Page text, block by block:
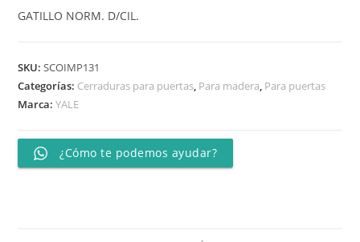
GATILLO NORM. D/CIL.
SKU:SCOIMP131
Categorías: Cerraduras para puertas, Para madera, Para puertas
Marca:YALE
¿Cómo te podemos ayudar?